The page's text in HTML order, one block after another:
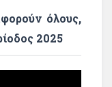
όλους,
2025